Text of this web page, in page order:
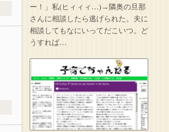
ー！」私(ヒィィィ…)→隣奥の旦那
さんに相談したら逃げられた。夫に
相談してもなにいってだこいつ。ど
うすれば…